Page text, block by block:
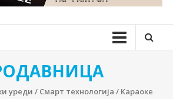
уреди / Смарт технологија / Караоке